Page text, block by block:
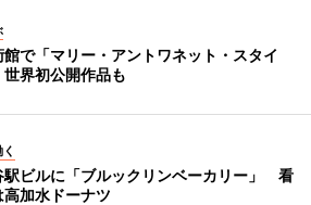
で「マリー・アントワネット・スタイ
界初公開作品も
駅ビルに「ブルックリンベーカリー」 看
加水ドーナツ